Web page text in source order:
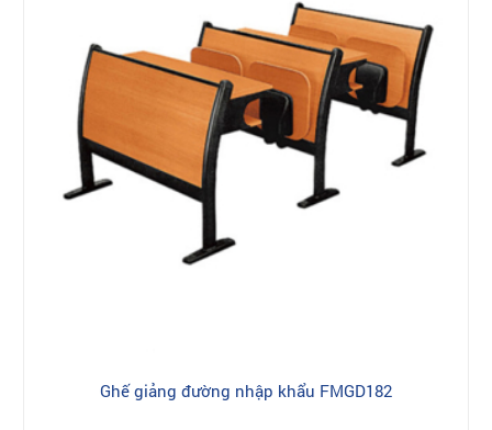
Ghế giảng đường nhập khẩu FMGD182